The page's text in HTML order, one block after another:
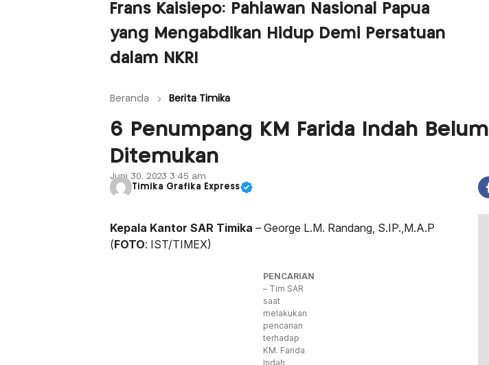
Frans Kaisiepo: Pahlawan Nasional Papua
yang Mengabdikan Hidup Demi Persatuan
dalam NKRI
Beranda Berita Timika
6 Penumpang KM Farida Indah Belum
Ditemukan
Juni 30, 2023 3:45 am
Timika Grafika Express
Kepala Kantor SAR Timika – George L.M. Randang, S.IP.,M.A.P
(FOTO: IST/TIMEX)
PENCARIAN
– Tim SAR
saat
melakukan
pencarian
terhadap
KM. Farida
Indah